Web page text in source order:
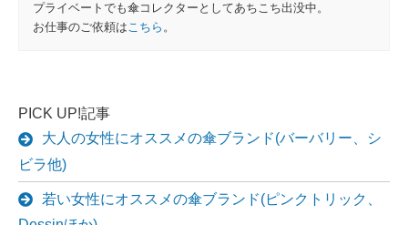
プライベートでも傘コレクターとしてあちこち出没中。
お仕事のご依頼はこちら 。
PICK UP!記事
大人の女性にオススメの傘ブランド(バーバリー、シ
ビラ他)
若い女性にオススメの傘ブランド(ピンクトリック、